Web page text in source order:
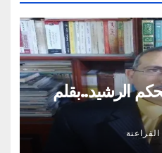
الرشيد..بقلم